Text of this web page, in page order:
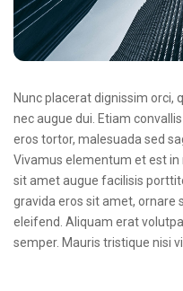
Nunc placerat dignissim orci,
nec augue dui. Etiam
eros tortor, malesuada sed
Vivamus elementum et est
sit amet augue facilisis
gravida eros sit amet, ornare
eleifend. Aliquam erat
semper. Mauris tristique nisi